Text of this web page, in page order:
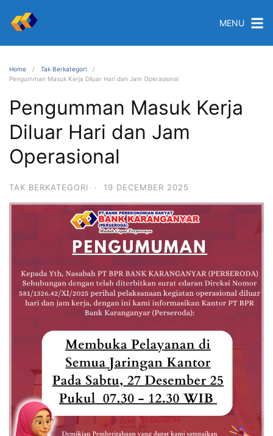
MENU
Home
Tak Berkategori
Pengumman Masuk Kerja Diluar Hari dan Jam Operasional
Pengumman Masuk Kerja
Diluar Hari dan Jam
Operasional
TAK BERKATEGORI · 19 DECEMBER 2025